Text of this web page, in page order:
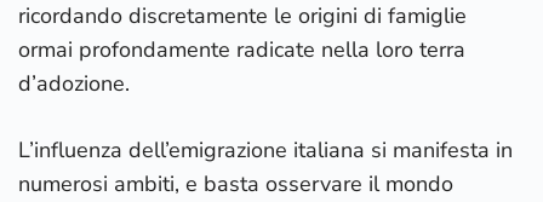
ricordando discretamente le origini di famiglie
ormai profondamente radicate nella loro terra
d’adozione.
L’influenza dell’emigrazione italiana si manifesta in
numerosi ambiti, e basta osservare il mondo